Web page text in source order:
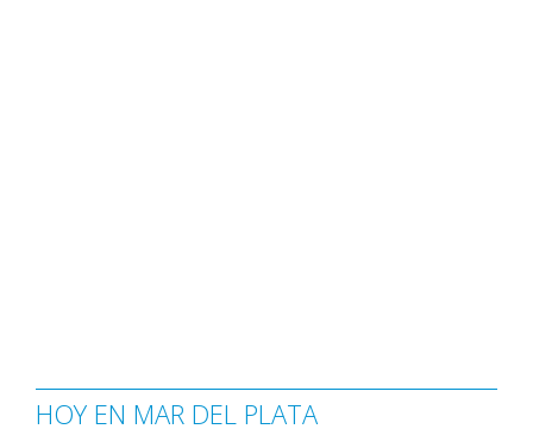
HOY EN MAR DEL PLATA